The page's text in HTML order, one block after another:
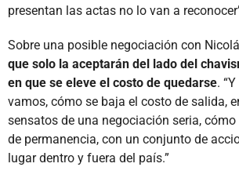
presentan las actas no lo van a
Sobre una posible negociación con
que solo la aceptarán del lado del
en que se eleve el costo de quedarse.
vamos, cómo se baja el costo de salida,
sensatos de una negociación seria,
de permanencia, con un conjunto de
lugar dentro y fuera del país.”